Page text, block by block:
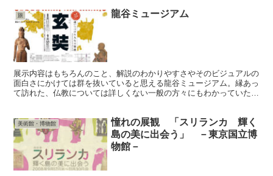
旅 龍谷ミュージアム
展示内容はもちろんのこと、解説のわかりやすさやそのビジュアルの
面白さにかけては群を抜いていると思える龍谷ミュージアム。縁あっ
て訪れた、仏教については詳しくない一般の方々にもわかっていただ
美術館・博物館
憧れの展観 「スリランカ 輝く
島の美に出会う」 －東京国立博
物館－